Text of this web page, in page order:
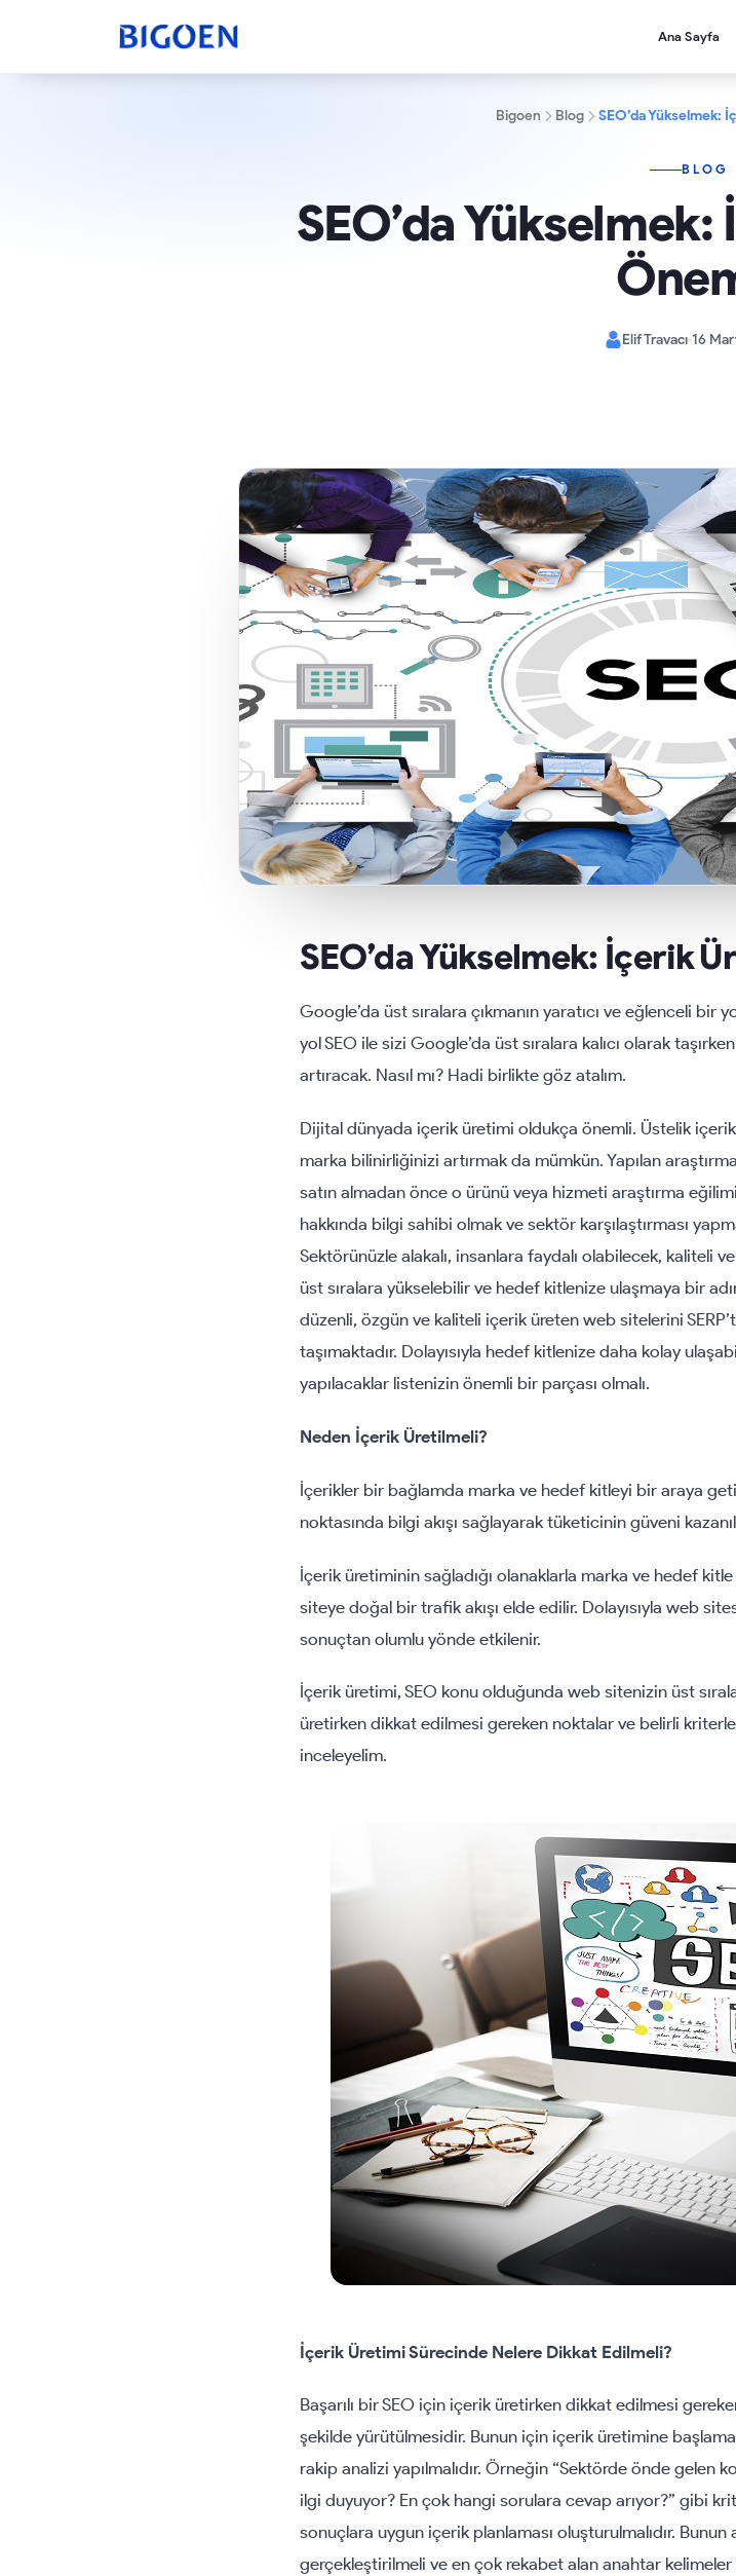
Ana Sayfa
Bigoen Blog SEO’da
BLOG
SEO’da
Elif Travacı 16
SEO’da Yükselmek: İçerik
Google’da üst sıralara çıkmanın yaratıcı ve eğlenceli
yol SEO ile sizi Google’da üst sıralara kalıcı olarak
artıracak. Nasıl mı? Hadi birlikte göz atalım.
Dijital dünyada içerik üretimi oldukça önemli. Üstelik
marka bilinirliğinizi artırmak da mümkün. Yapılan
satın almadan önce o ürünü veya hizmeti araştırma
hakkında bilgi sahibi olmak ve sektör karşılaştırması
Sektörünüzle alakalı, insanlara faydalı olabilecek, kaliteli
üst sıralara yükselebilir ve hedef kitlenize ulaşmaya bir
düzenli, özgün ve kaliteli içerik üreten web sitelerini
taşımaktadır. Dolayısıyla hedef kitlenize daha kolay
yapılacaklar listenizin önemli bir parçası olmalı.
Neden İçerik Üretilmeli?
İçerikler bir bağlamda marka ve hedef kitleyi bir araya
noktasında bilgi akışı sağlayarak tüketicinin güveni
İçerik üretiminin sağladığı olanaklarla marka ve hedef
siteye doğal bir trafik akışı elde edilir. Dolayısıyla web
sonuçtan olumlu yönde etkilenir.
İçerik üretimi, SEO konu olduğunda web sitenizin üst
üretirken dikkat edilmesi gereken noktalar ve belirli
inceleyelim.
İçerik Üretimi Sürecinde Nelere Dikkat Edilmeli?
Başarılı bir SEO için içerik üretirken dikkat edilmesi
şekilde yürütülmesidir. Bunun için içerik üretimine
rakip analizi yapılmalıdır. Örneğin “Sektörde önde gelen
ilgi duyuyor? En çok hangi sorulara cevap arıyor?” gibi
sonuçlara uygun içerik planlaması oluşturulmalıdır.
gerçekleştirilmeli ve en çok rekabet alan anahtar